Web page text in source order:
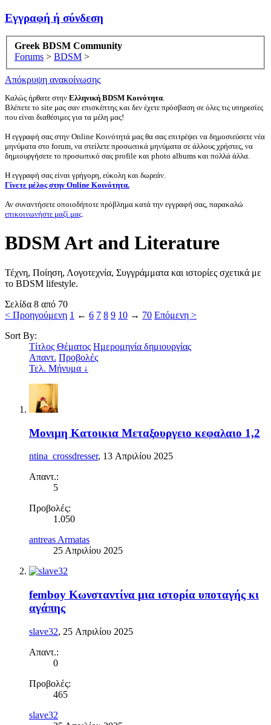
Εγγραφή ή σύνδεση
Greek BDSM Community
Forums > BDSM >
Απόκρυψη ανακοίνωσης
Καλώς ήρθατε στην Ελληνική BDSM Κοινότητα.
Βλέπετε το site μας σαν επισκέπτης και δεν έχετε πρόσβαση σε όλες τις υπηρεσίες
που είναι διαθέσιμες για τα μέλη μας!
Η εγγραφή σας στην Online Κοινότητά μας θα σας επιτρέψει να δημοσιεύσετε νέα
μηνύματα στο forum, να στείλετε προσωπικά μηνύματα σε άλλους χρήστες, να
δημιουργήσετε το προσωπικό σας profile και photo albums και πολλά άλλα.
Η εγγραφή σας είναι γρήγορη, εύκολη και δωρεάν.
Γίνετε μέλος στην Online Κοινότητα.
Αν συναντήσετε οποιοδήποτε πρόβλημα κατά την εγγραφή σας, παρακαλώ
επικοινωνήστε μαζί μας.
BDSM Art and Literature
Τέχνη, Ποίηση, Λογοτεχνία, Συγγράμματα και ιστορίες σχετικά με
το BDSM lifestyle.
Σελίδα 8 από 70
< Προηγούμενη 1 ← 6 7 8 9 10 → 70 Επόμενη >
Sort By:
Τίτλος Θέματος Ημερομηνία δημιουργίας
Απαντ. Προβολές
Τελ. Μήνυμα ↓
Μονιμη Κατοικια Μεταξουργειο κεφαλαιο 1,2
ntina_crossdresser, 13 Απριλίου 2025
Απαντ.:
5
Προβολές:
1.050
antreas Armatas
25 Απριλίου 2025
femboy Κωνσταντίνα μια ιστορία υποταγής κι
αγάπης
slave32, 25 Απριλίου 2025
Απαντ.:
0
Προβολές:
465
slave32